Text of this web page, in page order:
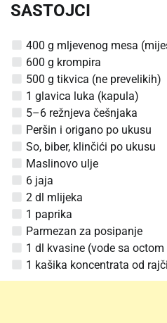
SASTOJCI
400 g mljevenog mesa
600 g krompira
500 g tikvica (ne prevelikih)
1 glavica luka (kapula)
5–6 režnjeva češnjaka
Peršin i origano po ukusu
So, biber, klinčići po ukusu
Maslinovo ulje
6 jaja
2 dl mlijeka
1 paprika
Parmezan za posipanje
1 dl kvasine (vode sa
1 kašika koncentrata od